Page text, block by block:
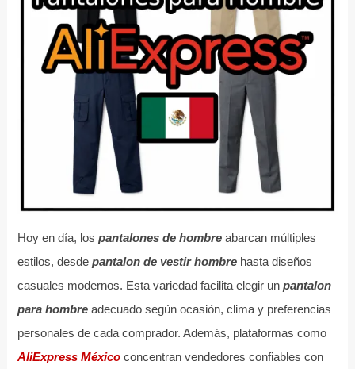
Hoy en día, los pantalones de hombreabarcan múltiples
estilos, desde pantalon de vestir hombrehasta diseños
casuales modernos. Esta variedad facilita elegir un pantalon
para hombreadecuado según ocasión, clima y preferencias
personales de cada comprador. Además, plataformas como
AliExpress Méxicoconcentran vendedores confiables con